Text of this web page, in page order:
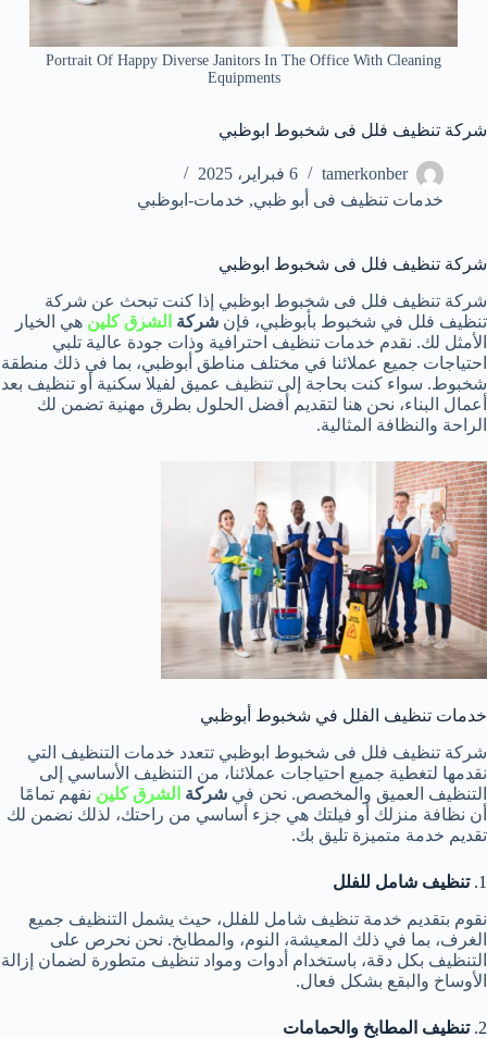
Portrait Of Happy Diverse Janitors In The Office With Cleaning
Equipments
شركة تنظيف فلل فى شخبوط ابوظبي
tamerkonber
6 فبراير، 2025
خدمات تنظيف فى أبو ظبي, خدمات-ابوظبي
شركة تنظيف فلل فى شخبوط ابوظبي
شركة تنظيف فلل فى شخبوط ابوظبي إذا كنت تبحث عن شركة
تنظيف فلل في شخبوط بأبوظبي، فإن شركة الشرق كلين هي الخيار
الأمثل لك. نقدم خدمات تنظيف احترافية وذات جودة عالية تلبي
احتياجات جميع عملائنا في مختلف مناطق أبوظبي، بما في ذلك منطقة
شخبوط. سواء كنت بحاجة إلى تنظيف عميق لفيلا سكنية أو تنظيف بعد
أعمال البناء، نحن هنا لتقديم أفضل الحلول بطرق مهنية تضمن لك
الراحة والنظافة المثالية.
خدمات تنظيف الفلل في شخبوط أبوظبي
شركة تنظيف فلل فى شخبوط ابوظبي تتعدد خدمات التنظيف التي
نقدمها لتغطية جميع احتياجات عملائنا، من التنظيف الأساسي إلى
التنظيف العميق والمخصص. نحن في شركة الشرق كلين نفهم تمامًا
أن نظافة منزلك أو فيلتك هي جزء أساسي من راحتك، لذلك نضمن لك
تقديم خدمة متميزة تليق بك.
1. تنظيف شامل للفلل
نقوم بتقديم خدمة تنظيف شامل للفلل، حيث يشمل التنظيف جميع
الغرف، بما في ذلك المعيشة، النوم، والمطابخ. نحن نحرص على
التنظيف بكل دقة، باستخدام أدوات ومواد تنظيف متطورة لضمان إزالة
الأوساخ والبقع بشكل فعال.
2. تنظيف المطابخ والحمامات